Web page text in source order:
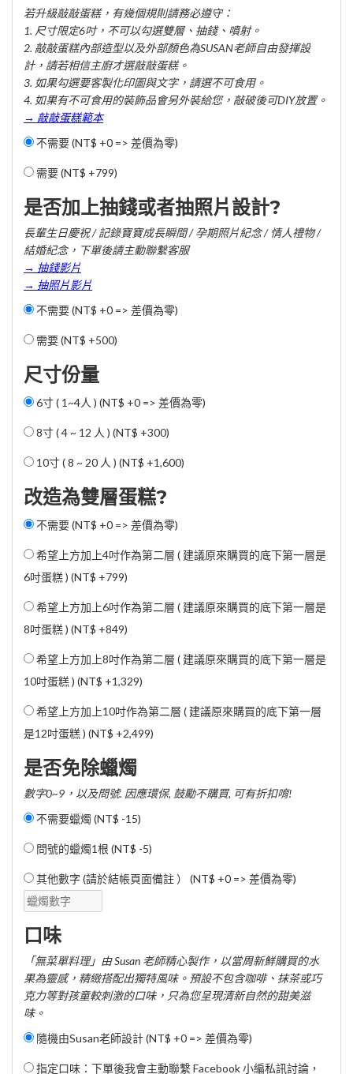
若升級敲敲蛋糕，有幾個規則請務必遵守：
1. 尺寸限定6吋，不可以勾選雙層、抽錢、噴射。
2. 敲敲蛋糕內部造型以及外部顏色為SUSAN老師自由發揮設
計，請若相信主廚才選敲敲蛋糕。
3. 如果勾選要客製化印圖與文字，請選不可食用。
4. 如果有不可食用的裝飾品會另外裝給您，敲破後可DIY放置。
→ 敲敲蛋糕範本
不需要 (NT$ +0 => 差價為零)
需要 (NT$ +799)
是否加上抽錢或者抽照片設計?
長輩生日慶祝 / 記錄寶寶成長瞬間 / 孕期照片紀念 / 情人禮物 /
結婚紀念，下單後請主動聯繫客服
→ 抽錢影片
→ 抽照片影片
不需要 (NT$ +0 => 差價為零)
需要 (NT$ +500)
尺寸份量
6寸 ( 1~4人 ) (NT$ +0 => 差價為零)
8寸 ( 4 ~ 12 人 ) (NT$ +300)
10寸 ( 8 ~ 20 人 ) (NT$ +1,600)
改造為雙層蛋糕?
不需要 (NT$ +0 => 差價為零)
希望上方加上4吋作為第二層 ( 建議原來購買的底下第一層是
6吋蛋糕 ) (NT$ +799)
希望上方加上6吋作為第二層 ( 建議原來購買的底下第一層是
8吋蛋糕 ) (NT$ +849)
希望上方加上8吋作為第二層 ( 建議原來購買的底下第一層是
10吋蛋糕 ) (NT$ +1,329)
希望上方加上10吋作為第二層 ( 建議原來購買的底下第一層
是12吋蛋糕 ) (NT$ +2,499)
是否免除蠟燭
數字0~9，以及問號. 因應環保, 鼓勵不購買, 可有折扣唷!
不需要蠟燭 (NT$ -15)
問號的蠟燭1根 (NT$ -5)
其他數字 (請於結帳頁面備註 ） (NT$ +0 => 差價為零)
口味
「無菜單料理」由 Susan 老師精心製作，以當周新鮮購買的水
果為靈感，精緻搭配出獨特風味。預設不包含咖啡、抹茶或巧
克力等對孩童較刺激的口味，只為您呈現清新自然的甜美滋
味。
隨機由Susan老師設計 (NT$ +0 => 差價為零)
指定口味：下單後我會主動聯繫 Facebook 小編私訊討論，